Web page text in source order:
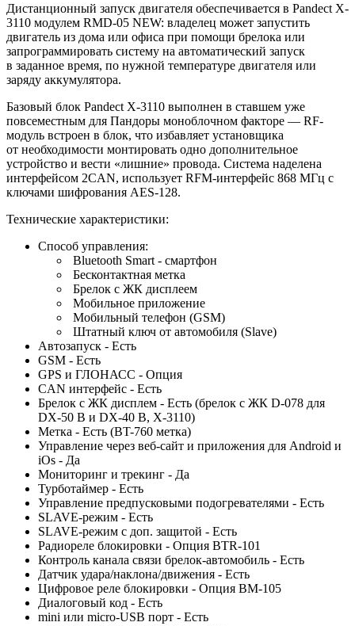
Дистанционный запуск двигателя обеспечивается в Pandect X-
3110 модулем RMD-05 NEW: владелец может запустить
двигатель из дома или офиса при помощи брелока или
запрограммировать систему на автоматический запуск
в заданное время, по нужной температуре двигателя или
заряду аккумулятора.
Базовый блок Pandect X-3110 выполнен в ставшем уже
повсеместным для Пандоры моноблочном факторе — RF-
модуль встроен в блок, что избавляет установщика
от необходимости монтировать одно дополнительное
устройство и вести «лишние» провода. Система наделена
интерфейсом 2CAN, использует RFM-интерфейс 868 МГц с
ключами шифрования AES-128.
Технические характеристики:
Способ управления:
Bluetooth Smart - смартфон
Бесконтактная метка
Брелок с ЖК дисплеем
Мобильное приложение
Мобильный телефон (GSM)
Штатный ключ от автомобиля (Slave)
Автозапуск - Есть
GSM - Есть
GPS и ГЛОНАСС - Опция
CAN интерфейс - Есть
Брелок с ЖК дисплем - Есть (брелок с ЖК D-078 для
DX-50 B и DX-40 B, X-3110)
Метка - Есть (BT-760 метка)
Управление через веб-сайт и приложения для Android и
iOs - Да
Мониторинг и трекинг - Да
Турботаймер - Есть
Управление предпусковыми подогревателями - Есть
SLAVE-режим - Есть
SLAVE-режим с доп. защитой - Есть
Радиореле блокировки - Опция BTR-101
Контроль канала связи брелок-автомобиль - Есть
Датчик удара/наклона/движения - Есть
Цифровое реле блокировки - Опция BM-105
Диалоговый код - Есть
mini или micro-USB порт - Есть